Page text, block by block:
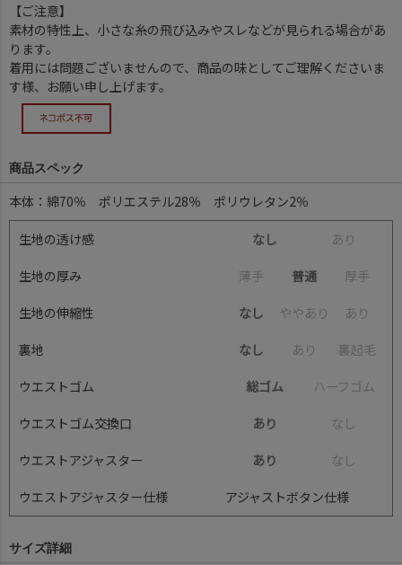
【ご注意】
素材の特性上、小さな糸の飛び込みやスレなどが見られる場合があ
ります。
着用には問題ございませんので、商品の味としてご理解くださいま
す様、お願い申し上げます。
商品スペック
本体：綿70％ ポリエステル28％ ポリウレタン2％
生地の透け感 なし あ り
生地の厚み 薄手 普通 厚手
生地の伸縮性 なし ややあ り あ り
裏地 なし あ り 裏起毛
ウエストゴム 総ゴム ハーフ ゴ ム
ウエストゴム交換口 あり な し
ウエストアジャスター あり な し
ウエストアジャスター仕様 アジャストボタン仕様
サイズ詳細